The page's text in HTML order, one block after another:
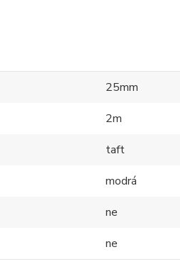
25mm
2m
taft
modrá
ne
ne